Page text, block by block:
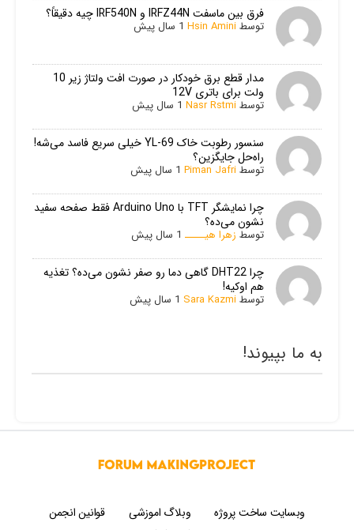
فرق بین ماسفت IRFZ44N و IRF540N چیه دقیقاً؟
توسطHsin Amini 1 سال پیش
مدار قطع برق خودکار در صورت افت ولتاژ زیر 10
ولت برای باتری 12V
توسطNasr Rstmi 1 سال پیش
سنسور رطوبت خاک YL-69 خیلی سریع فاسد می‌شه!
راه‌حل جایگزین؟
توسطPiman Jafri 1 سال پیش
چرا نمایشگر TFT با Arduino Uno فقط صفحه سفید
نشون می‌ده؟
توسط زهرا هیـــــ 1 سال پیش
چرا DHT22 گاهی دما رو صفر نشون می‌ده؟ تغذیه
هم اوکیه!
توسطSara Kazmi 1 سال پیش
به ما بپیوند!
وبسایت ساخت پروژه وبلاگ اموزشی
قوانین انجمن